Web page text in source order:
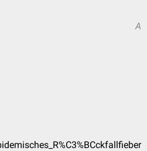
A